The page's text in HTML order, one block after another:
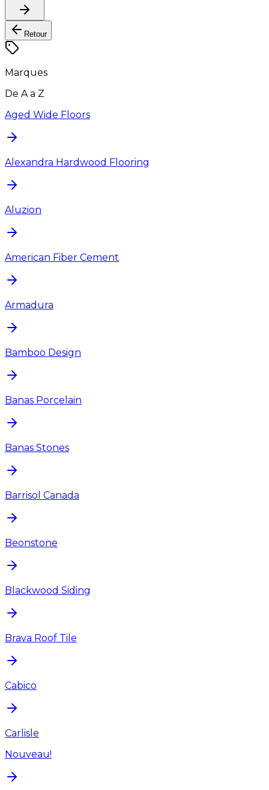
Retour
Marques
De A a Z
Aged Wide Floors
Alexandra Hardwood Flooring
Aluzion
American Fiber Cement
Armadura
Bamboo Design
Banas Porcelain
Banas Stones
Barrisol Canada
Beonstone
Blackwood Siding
Brava Roof Tile
Cabico
Carlisle
Nouveau!